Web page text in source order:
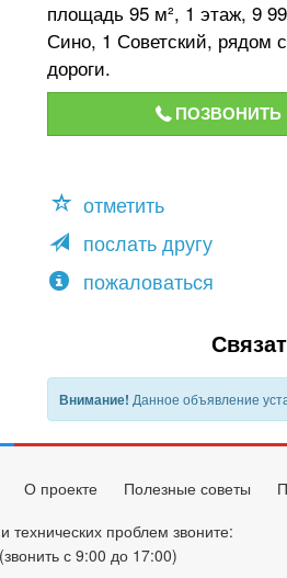
площадь 95 м², 1 этаж, 9
Сино, 1 Советский, рядом
дороги.
ПОЗВОНИТЬ
отметить
послать другу
пожаловаться
Внимание! Данное объявление
О проекте Полезные советы
технических проблем звоните:
(звонить с 9:00 до 17:00)